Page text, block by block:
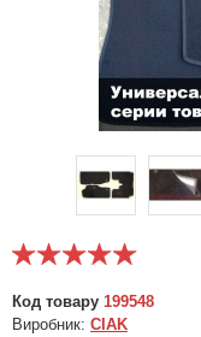
Код товару 199548
Виробник: CIAK